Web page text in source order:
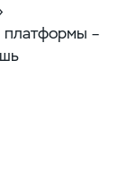
платформы –